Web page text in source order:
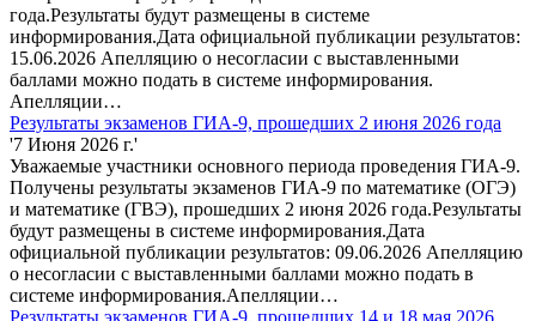
года.Результаты будут размещены в системе
информирования.Дата официальной публикации результатов:
15.06.2026 Апелляцию о несогласии с выставленными
баллами можно подать в системе информирования.
Апелляции…
Результаты экзаменов ГИА-9, прошедших 2 июня 2026 года
'7 Июня 2026 г.'
Уважаемые участники основного периода проведения ГИА-9.
Получены результаты экзаменов ГИА-9 по математике (ОГЭ)
и математике (ГВЭ), прошедших 2 июня 2026 года.Результаты
будут размещены в системе информирования.Дата
официальной публикации результатов: 09.06.2026 Апелляцию
о несогласии с выставленными баллами можно подать в
системе информирования.Апелляции…